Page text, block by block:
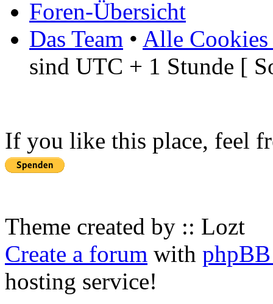
Foren-Übersicht
Das Team • Alle Cookies
sind UTC + 1 Stunde [
If you like this place, feel
Theme created by :: Lozt
Create a forum with
hosting service!